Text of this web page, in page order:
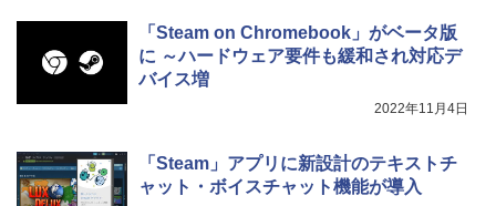
11インチカラーディスプレイ、64GBスト
レージ、ノート機能搭載、明るさ自動調
整、色調調節ライト、プレミアムペン付
き、グラファイト
「Steam on Chromebook」がベータ版
に ～ハードウェア要件も緩和され対応デ
バイス増
2022年11月4日
「Steam」アプリに新設計のテキストチ
ャット・ボイスチャット機能が導入